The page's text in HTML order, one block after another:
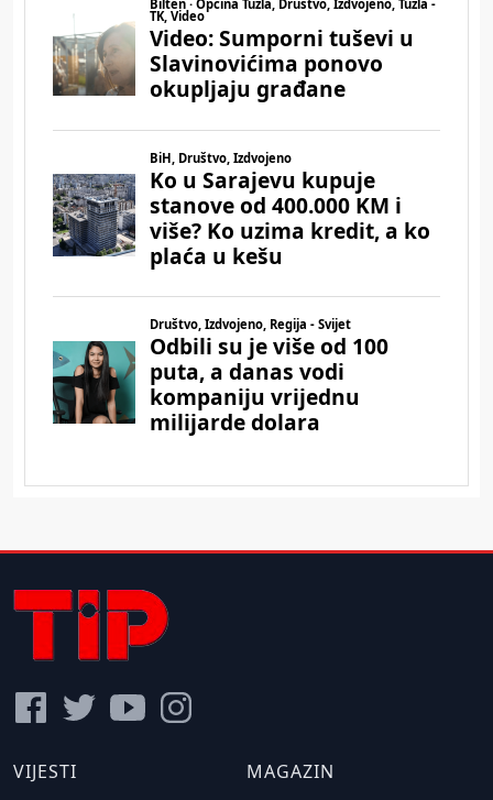
VIJESTI
MAGAZIN